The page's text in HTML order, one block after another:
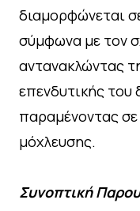
διαμορφώνεται
σύμφωνα με τον
αντανακλώντας
επενδυτικής του
παραμένοντας σε
μόχλευσης.
Συνοπτική